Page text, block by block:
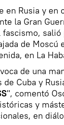
en Rusia y en
la Gran
fascismo,
de Moscú
en La
de una
Cuba y
", comentó
y
en